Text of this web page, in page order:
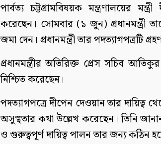
পার্বত্য চট্টগ্রামবিষয়ক মন্ত্রণালয়ের
করেছেন। সোমবার (১ জুন) প্রধানমন্ত্রী
জমা দেন। প্রধানমন্ত্রী তার পদত্যাগপত্রটি
প্রধানমন্ত্রীর অতিরিক্ত প্রেস সচিব
নিশ্চিত করেছেন।
পদত্যাগপত্রে দীপেন দেওয়ান তার দায়িত্ব
অসুস্থতার কথা উল্লেখ করেছেন। তিনি
ও গুরুত্বপূর্ণ দায়িত্ব পালন তার জন্য কঠিন